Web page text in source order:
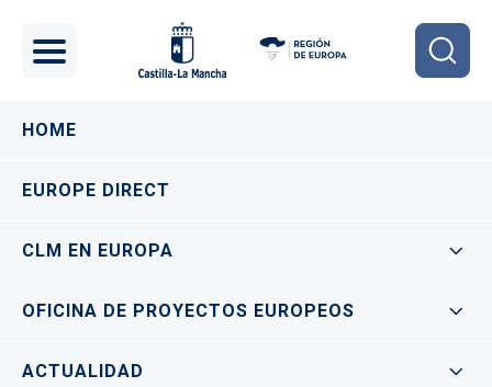
Navegación principal
HOME
EUROPE DIRECT
CLM EN EUROPA
OFICINA DE PROYECTOS EUROPEOS
ACTUALIDAD